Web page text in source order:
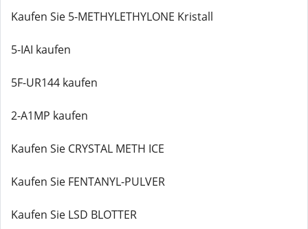
Kaufen Sie 5-METHYLETHYLONE Kristall
5-IAI kaufen
5F-UR144 kaufen
2-A1MP kaufen
Kaufen Sie CRYSTAL METH ICE
Kaufen Sie FENTANYL-PULVER
Kaufen Sie LSD BLOTTER